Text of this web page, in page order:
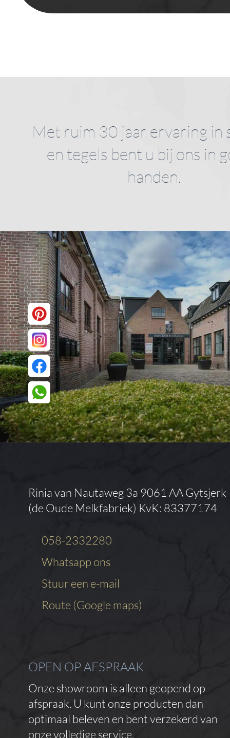
Met ruim 30 jaar ervaring in
en tegels bent u bij ons in
handen.
Rinia van Nautaweg 3a 9061 AA Gytsjerk
(de Oude Melkfabriek) KvK: 83377174
058-2332280
Whatsapp ons
Stuur een e-mail
Route (Google maps)
OPEN OP AFSPRAAK
Onze showroom is alleen geopend op
afspraak. U kunt onze producten dan
optimaal beleven en bent verzekerd van
onze volledige service.